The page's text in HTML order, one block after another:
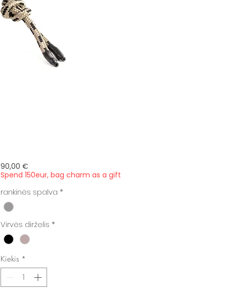
90,00 €Price
Spend 150eur, bag charm as a gift
rankinės spalva *
Virvės dirželis *
Kiekis *